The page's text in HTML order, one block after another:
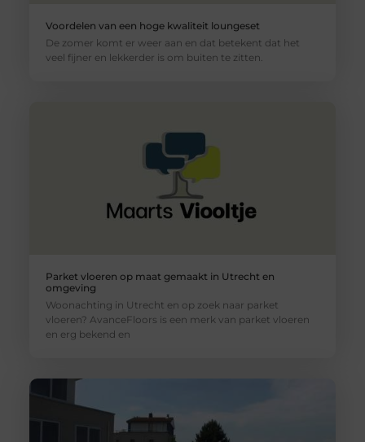
Voordelen van een hoge kwaliteit loungeset
De zomer komt er weer aan en dat betekent dat het
veel fijner en lekkerder is om buiten te zitten.
Parket vloeren op maat gemaakt in Utrecht en
omgeving
Woonachting in Utrecht en op zoek naar parket
vloeren? AvanceFloors is een merk van parket vloeren
en erg bekend en